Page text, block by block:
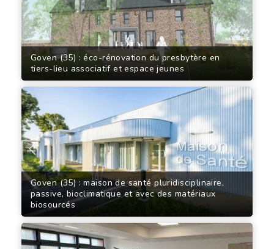
Goven (35) : éco-rénovation du presbytère en
tiers-lieu associatif et espace jeunes
Goven (35) : maison de santé pluridisciplinaire,
passive, bioclimatique et avec des matériaux
biosourcés